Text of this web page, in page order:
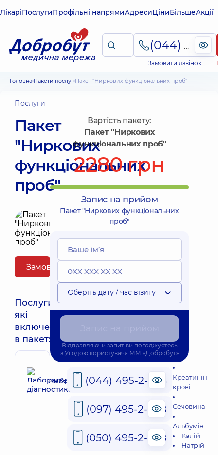
ЛікаріПослугиПрофільні напрямиАдресиЦіниБільшеАкції
(044) 495-2-888
Замовити дзвінок
Головна Пакети послуг Пакет "Ниркових функціональних проб"
Послуги
Пакет
"Ниркових
функціональних
проб"
Замовити пакет
Послуги,
які
включені
в пакет:
Лабораторна діагностика
Креатинін
крові
Сечовина
Альбумін
Калій
Натрій
Вартість пакету:
Пакет "Ниркових
функціональних проб"
2280 грн
Запис на прийом
Пакет "Ниркових функціональних
проб"
Оберіть дату / час візиту
Відправляючи запит ви погоджуєтесь
з Угодою користувача ММ «Добробут»
(044) 495-2-888
(097) 495-2-888
(050) 495-2-888